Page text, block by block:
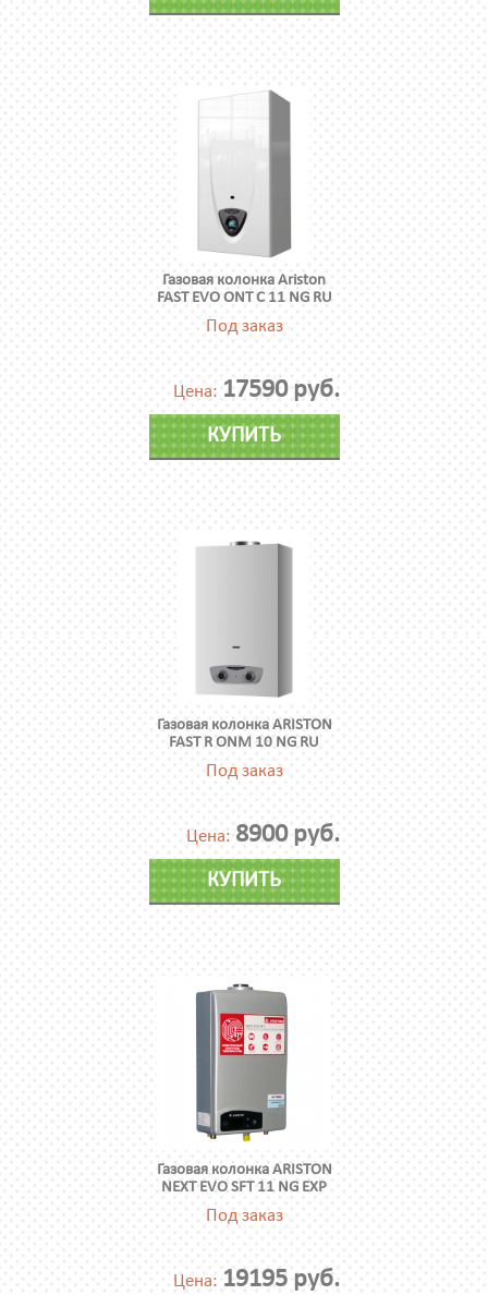
Газовая колонка Ariston
FAST EVO ONT C 11 NG RU
Под заказ
Цена: 17590 руб.
КУПИТЬ
Газовая колонка ARISTON
FAST R ONM 10 NG RU
Под заказ
Цена: 8900 руб.
КУПИТЬ
Газовая колонка ARISTON
NEXT EVO SFT 11 NG EXP
Под заказ
Цена: 19195 руб.